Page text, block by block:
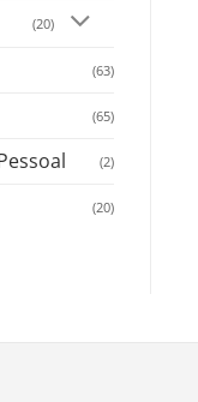
(20)
(63)
(65)
(2)
(20)